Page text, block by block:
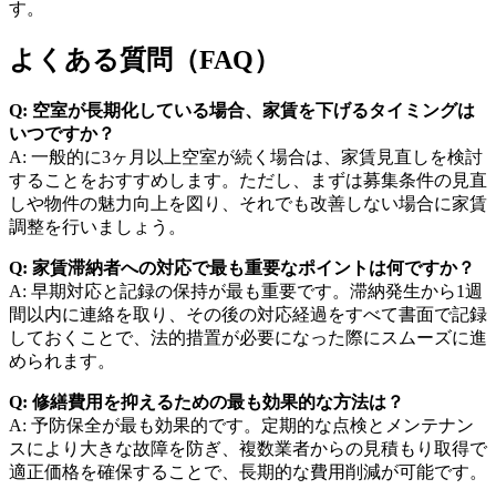
す。
よくある質問（FAQ）
Q: 空室が長期化している場合、家賃を下げるタイミングは
いつですか？
A: 一般的に3ヶ月以上空室が続く場合は、家賃見直しを検討
することをおすすめします。ただし、まずは募集条件の見直
しや物件の魅力向上を図り、それでも改善しない場合に家賃
調整を行いましょう。
Q: 家賃滞納者への対応で最も重要なポイントは何ですか？
A: 早期対応と記録の保持が最も重要です。滞納発生から1週
間以内に連絡を取り、その後の対応経過をすべて書面で記録
しておくことで、法的措置が必要になった際にスムーズに進
められます。
Q: 修繕費用を抑えるための最も効果的な方法は？
A: 予防保全が最も効果的です。定期的な点検とメンテナン
スにより大きな故障を防ぎ、複数業者からの見積もり取得で
適正価格を確保することで、長期的な費用削減が可能です。